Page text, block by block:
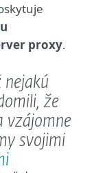
proxy.
nejakú
že
vzájomne
svojimi